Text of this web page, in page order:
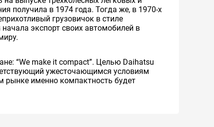
получила в 1974 года. Тогда же, в 1970-х
грузовичок в стиле
экспорт своих автомобилей в
“We make it compact”. Целью Daihatsu
ужесточающимся условиям
именно компактность будет